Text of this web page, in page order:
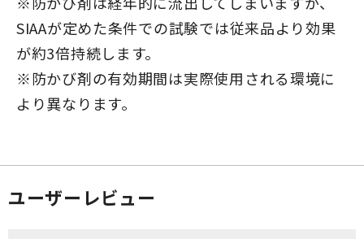
SIAAが定めた条件での試験では従来品より効果
が約3倍持続します。
※防かび剤の有効期間は実際使用される環境に
より異なります。
ユーザーレビュー